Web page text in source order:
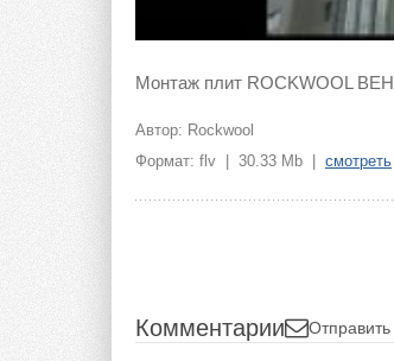
Монтаж плит ROCKWOOL
Автор: Rockwool
Формат: flv | 30.33 Mb | смотреть
Комментарии Отправить